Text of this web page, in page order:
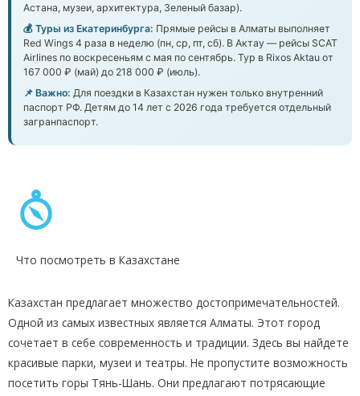
Астана, музеи, архитектура, Зеленый базар).
💰 Туры из Екатеринбурга: Прямые рейсы в Алматы выполняет
Red Wings 4 раза в неделю (пн, ср, пт, сб). В Актау — рейсы SCAT
Airlines по воскресеньям с мая по сентябрь. Тур в Rixos Aktau от
167 000 ₽ (май) до 218 000 ₽ (июль).
📌 Важно: Для поездки в Казахстан нужен только внутренний
паспорт РФ. Детям до 14 лет с 2026 года требуется отдельный
загранпаспорт.
Что посмотреть в Казахстане
Казахстан предлагает множество достопримечательностей.
Одной из самых известных является Алматы. Этот город
сочетает в себе современность и традиции. Здесь вы найдете
красивые парки, музеи и театры. Не пропустите возможность
посетить горы Тянь-Шань. Они предлагают потрясающие